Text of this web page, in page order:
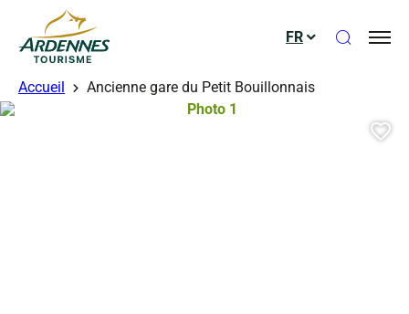
ADT des Ardennes
FR Ouvrir
Accueil Ancienne gare du Petit Bouillonnais
Photo 1, © Droits gérés – Google